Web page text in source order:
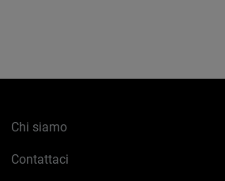
Chi siamo
Contattaci